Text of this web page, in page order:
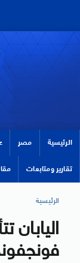
الرئيسية مصر
تقارير ومتابعات
الرئيسية
اليابان